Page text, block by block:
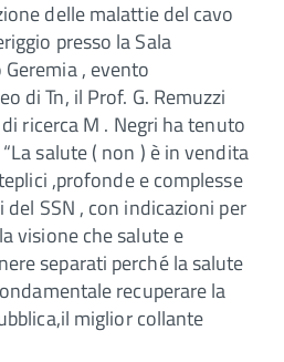
delle malattie del cavo
presso la Sala
, evento
di Tn, il Prof. G. Remuzzi
ricerca M . Negri ha tenuto
salute ( non ) è in vendita
,profonde e complesse
SSN , con indicazioni per
visione che salute e
separati perché la salute
recuperare la
miglior collante